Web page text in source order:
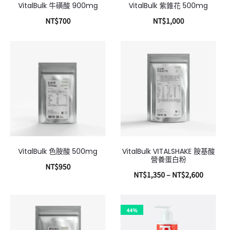
VitalBulk 牛磺酸 900mg
NT$700
VitalBulk 紫錐花 500mg
NT$1,000
VitalBulk 色胺酸 500mg
NT$950
VitalBulk VITALSHAKE 胺基酸
營養蛋白粉
NT$1,350– NT$2,600
44%